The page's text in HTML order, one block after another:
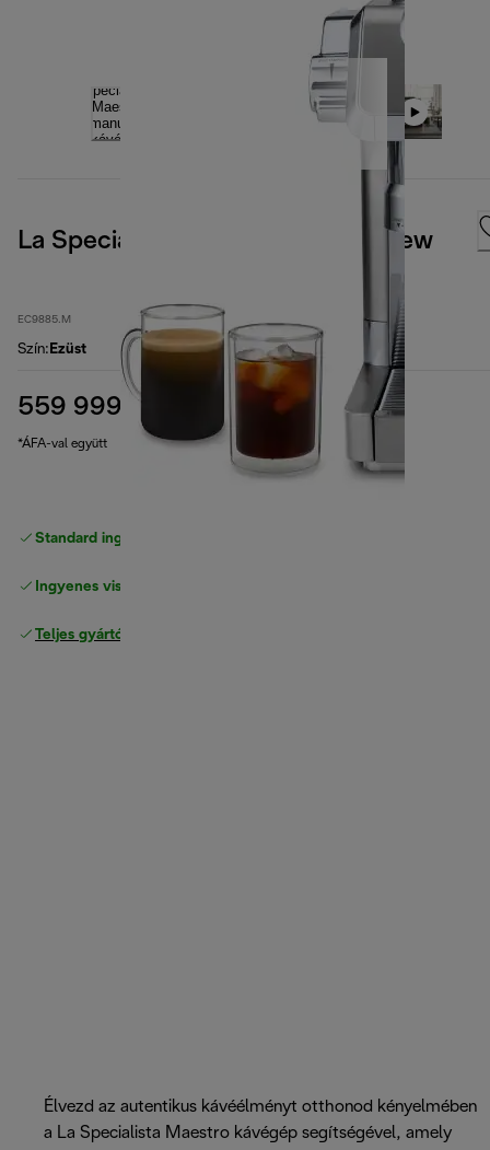
La Specialista Maestro – Cold Brew
EC9885.M
Szín: Ezüst
559 999 Ft eredeti ár 579 990 Ft
(-3%)
*ÁFA-val együtt
Standard ingyenes kiszállítás
Ingyenes visszaküldés
Teljes gyártói garancia
Élvezd az autentikus kávéélményt otthonod kényelmében
a La Specialista Maestro kávégép segítségével, amely